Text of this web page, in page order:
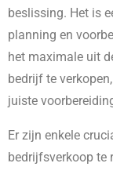
beslissing. Het is
planning en
het maximale uit
bedrijf te
juiste
Er zijn enkele
bedrijfsverkoop te